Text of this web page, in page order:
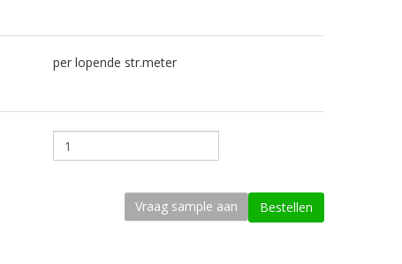
per lopende str.meter